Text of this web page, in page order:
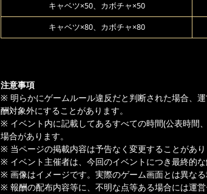
キャベツ×50、カボチャ×50
キャベツ×80、カボチャ×80
注意事項
※ 明らかにゲームルール違反だと判断された場合、
酬対象外にすることがあります。
※ イベント内に記載してあるすべての時間(公表時間
場合があります。
※ 当ページの掲載内容は予告なく変更することがあり
※ イベント主催者は、今回のイベントにつき最終的な
※ 画像はイメージです。実際のゲーム画面とは異なる
※ 報酬の配布内容等に、不明な点等ある場合には運